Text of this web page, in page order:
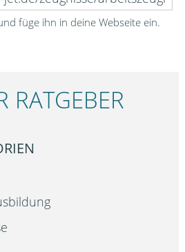
füge ihn in deine Webseite ein.
RATGEBER